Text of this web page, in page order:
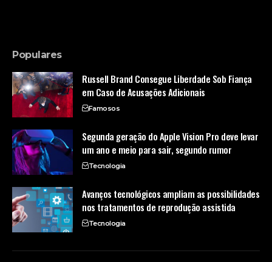
Populares
Russell Brand Consegue Liberdade Sob Fiança
em Caso de Acusações Adicionais
Famosos
Segunda geração do Apple Vision Pro deve levar
um ano e meio para sair, segundo rumor
Tecnologia
Avanços tecnológicos ampliam as possibilidades
nos tratamentos de reprodução assistida
Tecnologia